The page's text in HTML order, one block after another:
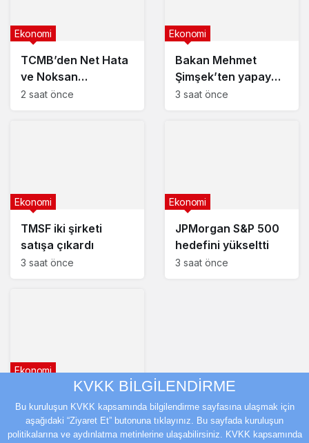
TCMB’den Net Hata
ve Noksan
açıklaması
Ekonomi
2 saat önce
Bakan Mehmet
Şimşek’ten yapay
zeka duyurusu
Ekonomi
3 saat önce
TMSF iki şirketi
satışa çıkardı
Ekonomi
3 saat önce
JPMorgan S&P 500
hedefini yükseltti
Ekonomi
3 saat önce
dolardan işlem
görüyor
Ekonomi
3 saat önce
KVKK BİLGİLENDİRME
Bu kuruluşun KVKK kapsamında bilgilendirme sayfasına ulaşmak için
aşağıdaki “Ziyaret Et” butonuna tıklayınız. Bu sayfada kuruluşun
politikalarına ve aydınlatma metinlerine ulaşabilirsiniz. KVKK kapsamında